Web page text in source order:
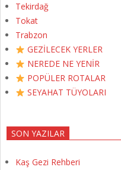
Tekirdağ
Tokat
Trabzon
GEZİLECEK YERLER
NEREDE NE YENİR
POPÜLER ROTALAR
SEYAHAT TÜYOLARI
SON YAZILAR
Kaş Gezi Rehberi